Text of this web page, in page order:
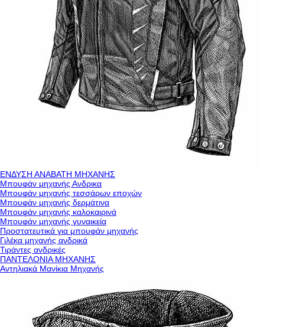
ΕΝΔΥΣΗ ΑΝΑΒΑΤΗ ΜΗΧΑΝΗΣ
Μπουφάν μηχανής Ανδρικα
Μπουφάν μηχανής τεσσάρων εποχών
Μπουφάν μηχανής δερμάτινα
Μπουφάν μηχανής καλοκαιρινά
Μπουφάν μηχανής γυναικεία
Προστατευτικά για μπουφάν μηχανής
Γιλέκα μηχανής ανδρικά
Τιράντες ανδρικές
ΠΑΝΤΕΛΟΝΙΑ ΜΗΧΑΝΗΣ
Αντηλιακά Μανίκια Μηχανής